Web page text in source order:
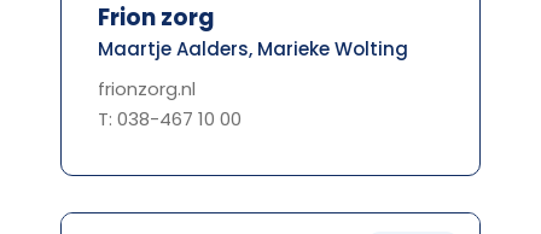
Frion zorg
Maartje Aalders, Marieke Wolting
frionzorg.nl
T: 038-467 10 00